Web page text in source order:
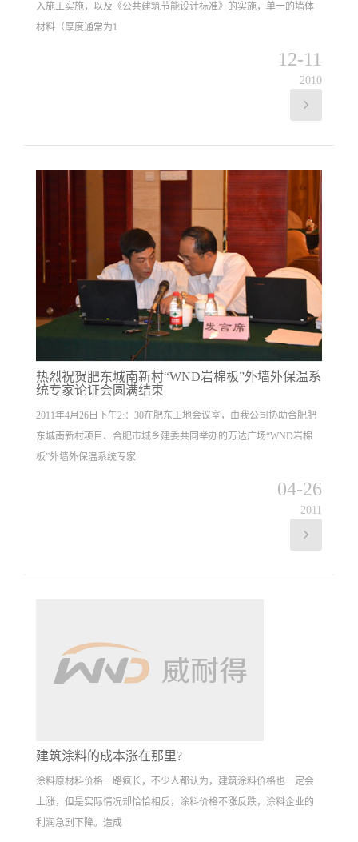
入施工实施，以及《公共建筑节能设计标准》的实施，单一的墙体
材料（厚度通常为1
12-11
2010
热烈祝贺肥东城南新村“WND岩棉板”外墙外保温系
统专家论证会圆满结束
2011年4月26日下午2:：30在肥东工地会议室，由我公司协助合肥肥
东城南新村项目、合肥市城乡建委共同举办的万达广场“WND岩棉
板”外墙外保温系统专家
04-26
2011
建筑涂料的成本涨在那里?
涂料原材料价格一路疯长，不少人都认为，建筑涂料价格也一定会
上涨，但是实际情况却恰恰相反，涂料价格不涨反跌，涂料企业的
利润急剧下降。造成